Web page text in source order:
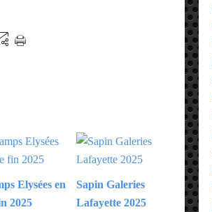
Elysées en
2025
Sapin Galeries
Lafayette 2025